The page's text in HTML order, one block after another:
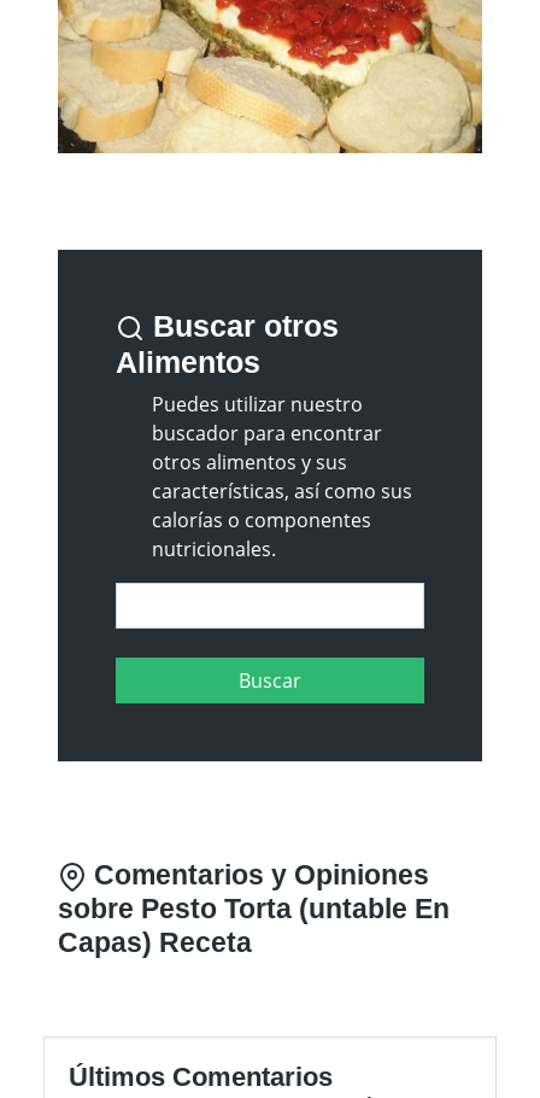
Buscar otros
Alimentos
Puedes utilizar nuestro
buscador para encontrar
otros alimentos y sus
características, así como sus
calorías o componentes
nutricionales.
Comentarios y Opiniones
sobre Pesto Torta (untable En
Capas) Receta
Últimos Comentarios